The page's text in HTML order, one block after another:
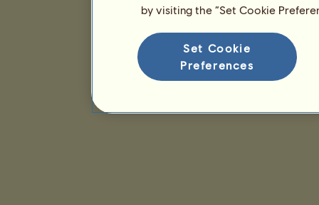
by visiting the “Set Cookie
Set Cookie
Preferences